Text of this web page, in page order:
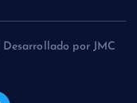
por JMC